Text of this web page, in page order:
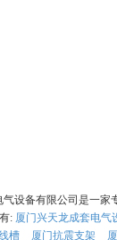
设备有限公司是一家
: 厦门兴天龙成套电气
槽 厦门抗震支架